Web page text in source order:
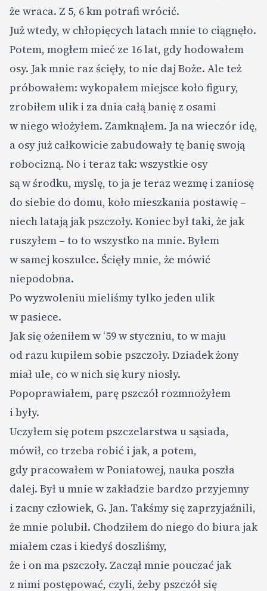
że wraca. Z 5, 6 km potrafi wrócić.
Już wtedy, w chłopięcych latach mnie to ciągnęło.
Potem, mogłem mieć ze 16 lat, gdy hodowałem
osy. Jak mnie raz ścięły, to nie daj Boże. Ale też
próbowałem: wykopałem miejsce koło figury,
zrobiłem ulik i za dnia całą banię z osami
w niego włożyłem. Zamknąłem. Ja na wieczór idę,
a osy już całkowicie zabudowały tę banię swoją
robocizną. No i teraz tak: wszystkie osy
są w środku, myslę, to ja je teraz wezmę i zaniosę
do siebie do domu, koło mieszkania postawię –
niech latają jak pszczoły. Koniec był taki, że jak
ruszyłem – to to wszystko na mnie. Byłem
w samej koszulce. Ścięły mnie, że mówić
niepodobna.
Po wyzwoleniu mieliśmy tylko jeden ulik
w pasiece.
Jak się ożeniłem w ‘59 w styczniu, to w maju
od razu kupiłem sobie pszczoły. Dziadek żony
miał ule, co w nich się kury niosły.
Popoprawiałem, parę pszczół rozmnożyłem
i były.
Uczyłem się potem pszczelarstwa u sąsiada,
mówił, co trzeba robić i jak, a potem,
gdy pracowałem w Poniatowej, nauka poszła
dalej. Był u mnie w zakładzie bardzo przyjemny
i zacny człowiek, G. Jan. Takśmy się zaprzyjaźnili,
że mnie polubił. Chodziłem do niego do biura jak
miałem czas i kiedyś doszliśmy,
że i on ma pszczoły. Zaczął mnie pouczać jak
z nimi postępować, czyli, żeby pszczół się